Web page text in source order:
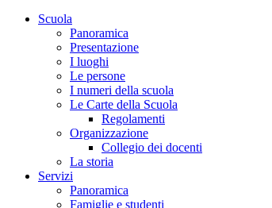
Scuola
Panoramica
Presentazione
I luoghi
Le persone
I numeri della scuola
Le Carte della Scuola
Regolamenti
Organizzazione
Collegio dei docenti
La storia
Servizi
Panoramica
Famiglie e studenti